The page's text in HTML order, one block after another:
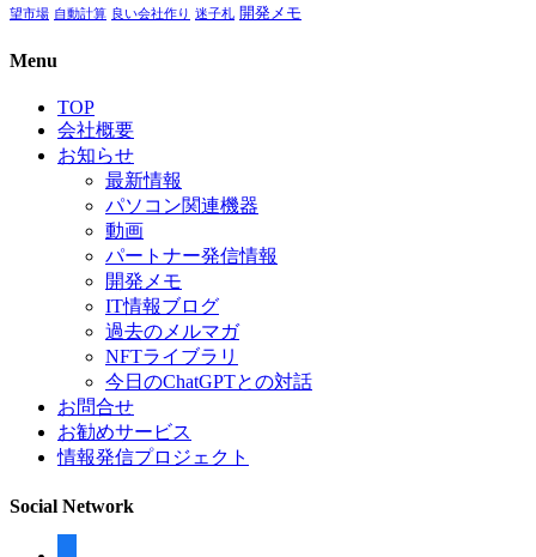
望市場 自動計算 良い会社作り 迷子札 開発メモ
Menu
TOP
会社概要
お知らせ
最新情報
パソコン関連機器
動画
パートナー発信情報
開発メモ
IT情報ブログ
過去のメルマガ
NFTライブラリ
今日のChatGPTとの対話
お問合せ
お勧めサービス
情報発信プロジェクト
Social Network